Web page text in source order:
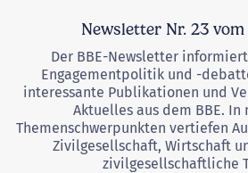
Newsletter Nr. 23 vom
Der BBE-Newsletter
Engagementpolitik und -
interessante Publikationen und
Aktuelles aus dem BBE.
Themenschwerpunkten vertiefen
Zivilgesellschaft, Wirtschaft
zivilgesellschaftliche